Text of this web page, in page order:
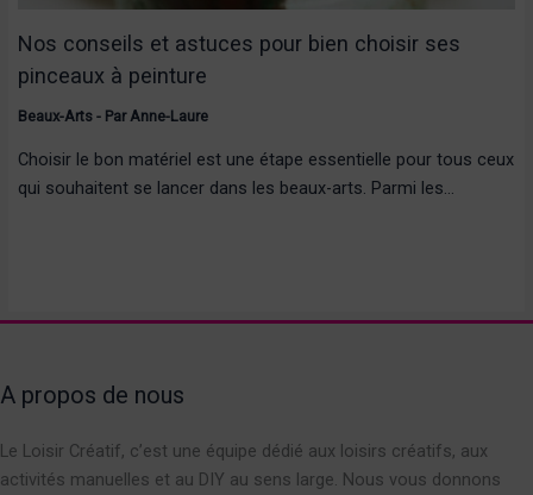
Nos conseils et astuces pour bien choisir ses
pinceaux à peinture
Beaux-Arts- Par Anne-Laure
Choisir le bon matériel est une étape essentielle pour tous ceux
qui souhaitent se lancer dans les beaux-arts. Parmi les…
A propos de nous
Le Loisir Créatif, c’est une équipe dédié aux loisirs créatifs, aux
activités manuelles et au DIY au sens large. Nous vous donnons